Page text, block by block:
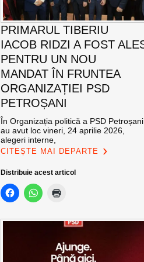
PRIMARUL TIBERIU
IACOB RIDZI A FOST
PENTRU UN NOU
MANDAT ÎN FRUNTEA
ORGANIZAȚIEI PSD
PETROȘANI
În Organizația politică a PSD Petroșani
au avut loc vineri, 24 aprilie 2026,
alegeri interne,
CITEȘTE MAI DEPARTE
Distribuie acest articol